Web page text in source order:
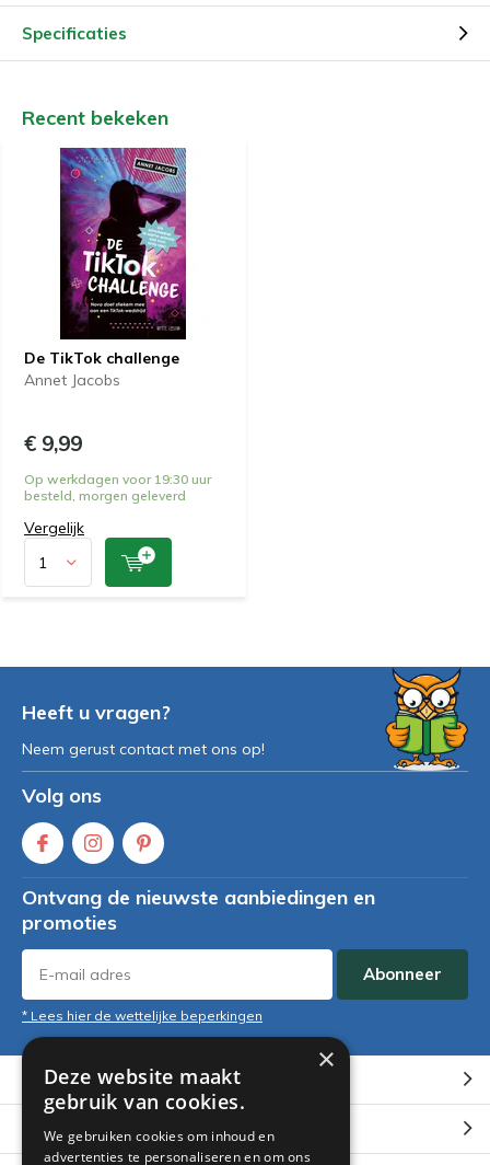
Specificaties
Recent bekeken
De TikTok challenge
Annet Jacobs
€ 9,99
Op werkdagen voor 19:30 uur
besteld, morgen geleverd
Vergelijk
Heeft u vragen?
Neem gerust contact met ons op!
Volg ons
Ontvang de nieuwste aanbiedingen en
promoties
Abonneer
* Lees hier de wettelijke beperkingen
Klantenservice
Mijn account
×
Deze website maakt
gebruik van cookies.
We gebruiken cookies om inhoud en
advertenties te personaliseren en om ons